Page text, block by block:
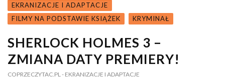
EKRANIZACJE I ADAPTACJE
FILMY NA PODSTAWIE KSIĄŻEK
KRYMINAŁ
SHERLOCK HOLMES 3 –
ZMIANA DATY PREMIERY!
COPRZECZYTAC.PL - EKRANIZACJE I ADAPTACJE